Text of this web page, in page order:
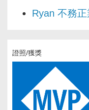
Ryan 不務
證照/獲獎